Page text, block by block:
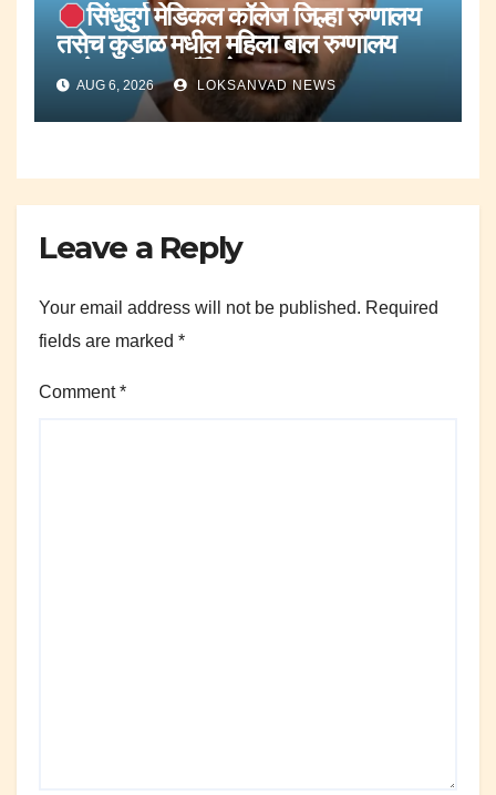
सिंधुदुर्ग मेडिकल कॉलेज जिल्हा रुग्णालय
तसेच कुडाळ मधील महिला बाल रुग्णालय
आरोग्य यंत्रणा व्हँटिलेटरवर.;कुणाल
किनळेकर.
AUG 6, 2026 LOKSANVAD NEWS
Leave a Reply
Your email address will not be published. Required
fields are marked *
Comment*